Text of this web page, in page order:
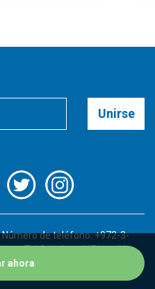
ahora
Unirse
de teléfono: +972-3-
Tel Aviv, Israel | Dirección